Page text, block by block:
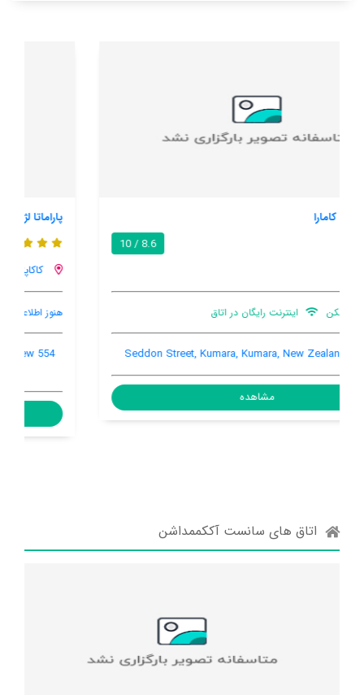
پاراماتا لژ
8.9 / 10
هنوز اطلاعات کاملی توسط کاربران اعلام نشده است
554 Bold Head Road, Ross, Kakapotahi, Kakapotahi, New
مشاهده
اتاق های سانست آککممداشن